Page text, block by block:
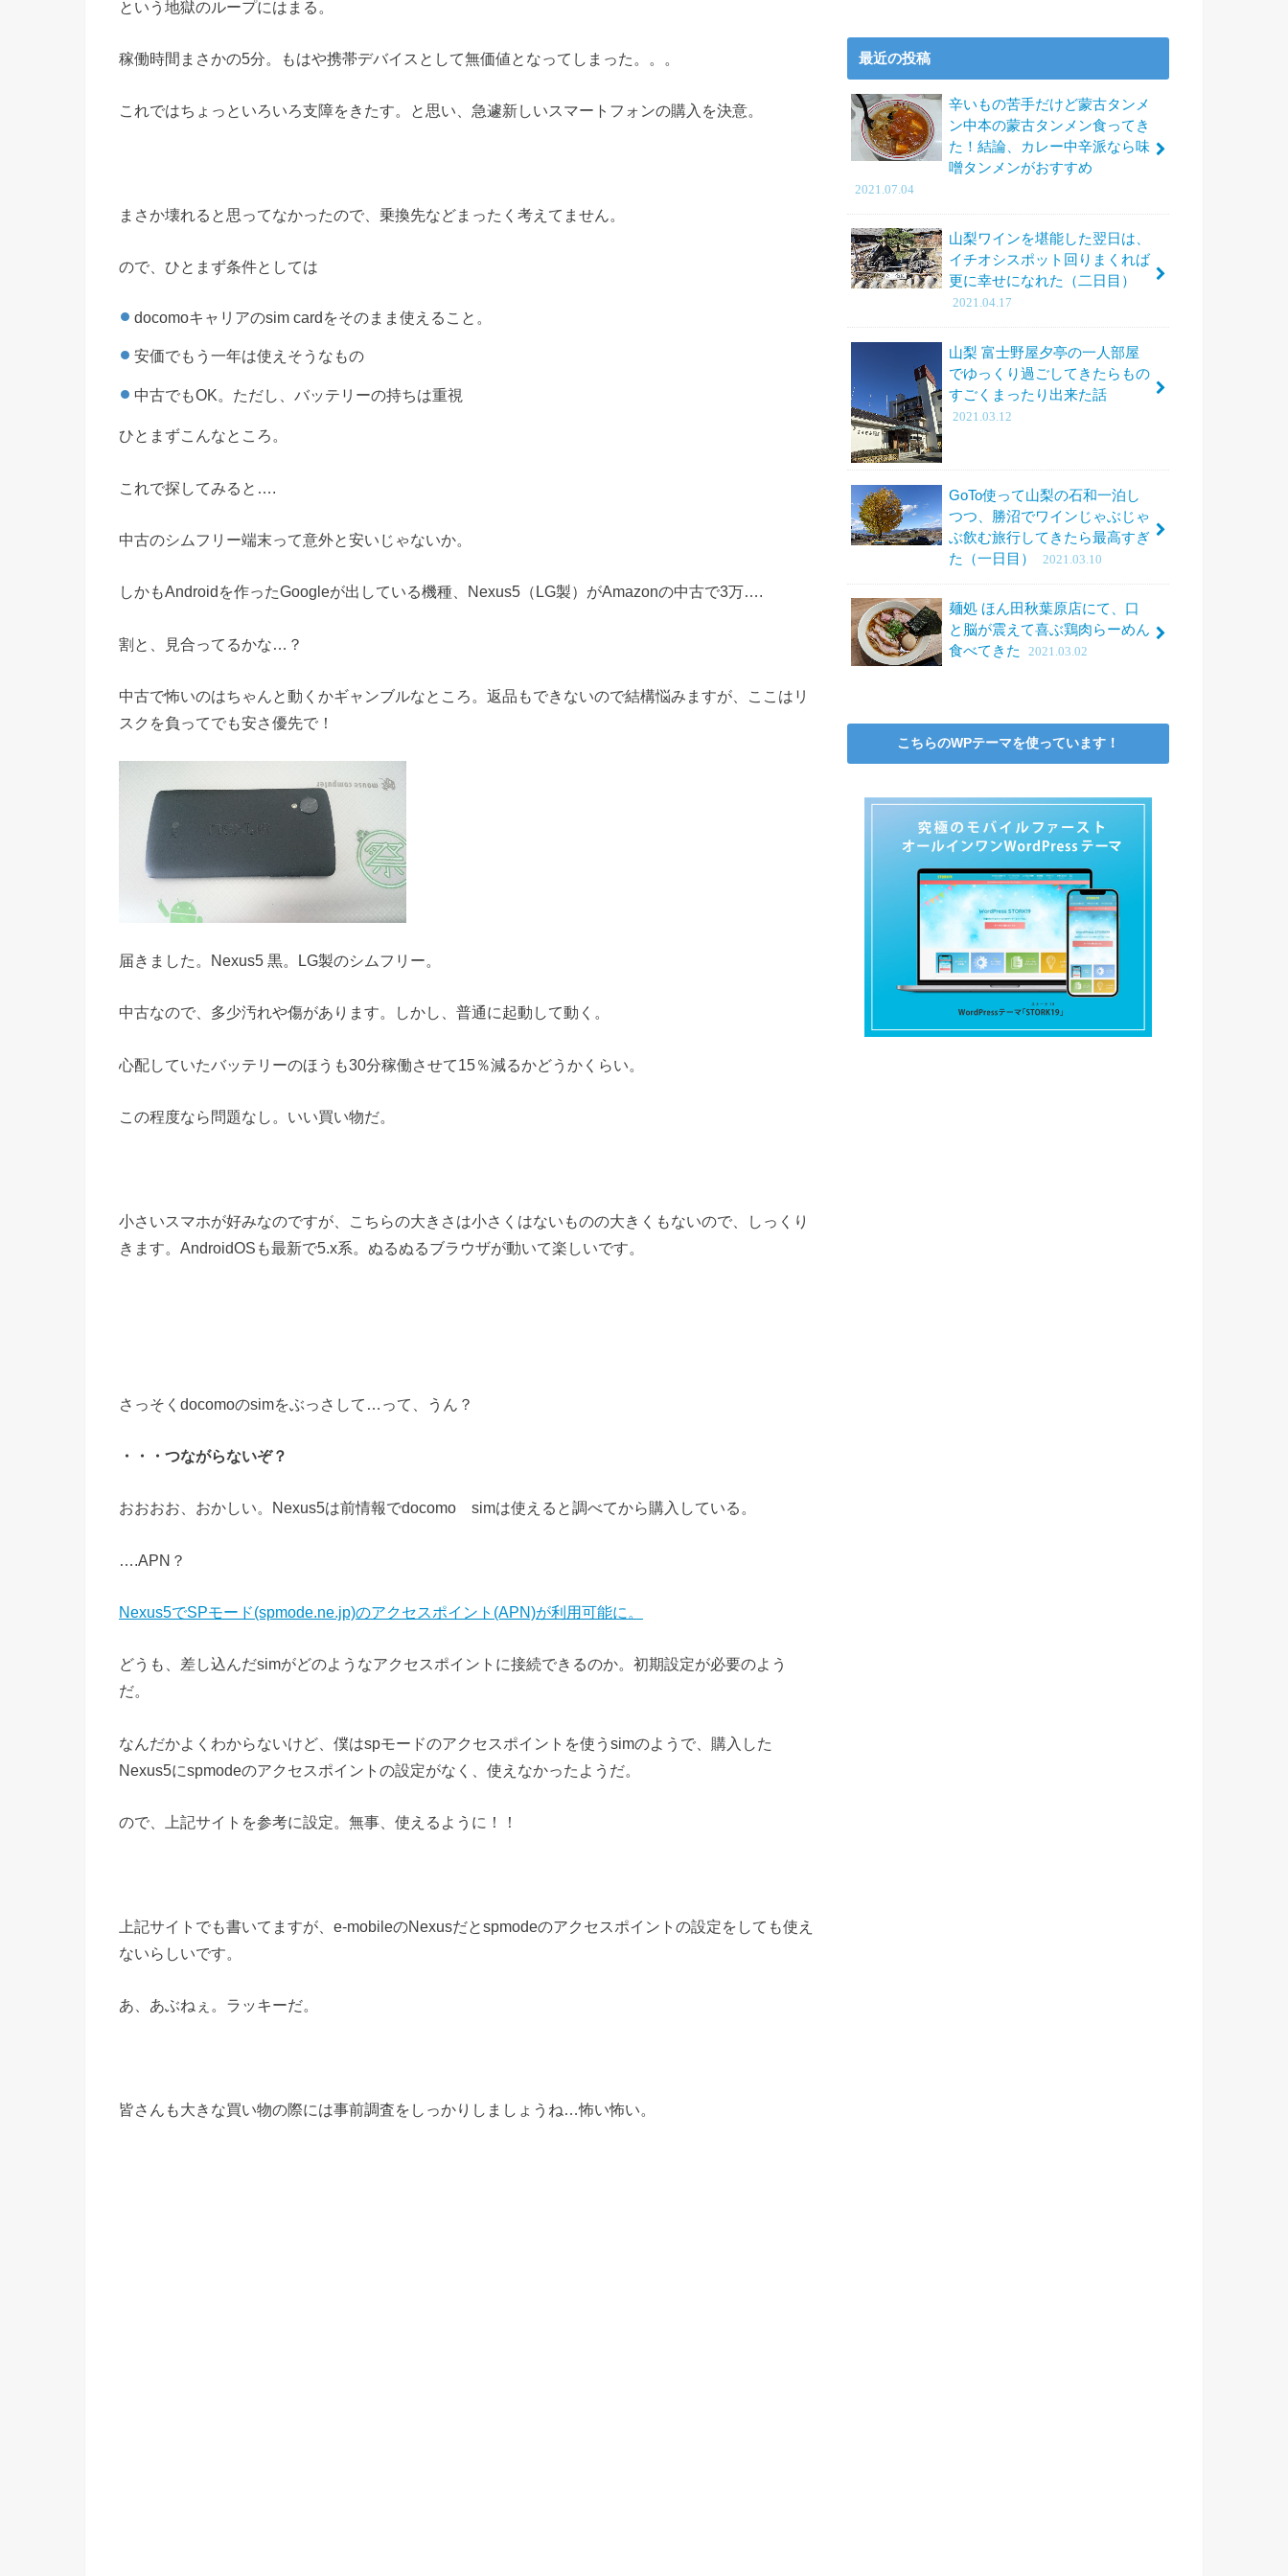
という地獄のループにはまる。
稼働時間まさかの5分。もはや携帯デバイスとして無価値となってしまった。。。
これではちょっといろいろ支障をきたす。と思い、急遽新しいスマートフォンの購入を決意。
まさか壊れると思ってなかったので、乗換先などまったく考えてません。
ので、ひとまず条件としては
docomoキャリアのsim cardをそのまま使えること。
安価でもう一年は使えそうなもの
中古でもOK。ただし、バッテリーの持ちは重視
ひとまずこんなところ。
これで探してみると….
中古のシムフリー端末って意外と安いじゃないか。
しかもAndroidを作ったGoogleが出している機種、Nexus5（LG製）がAmazonの中古で3万….
割と、見合ってるかな…？
中古で怖いのはちゃんと動くかギャンブルなところ。返品もできないので結構悩みますが、ここはリ
スクを負ってでも安さ優先で！
届きました。Nexus5 黒。LG製のシムフリー。
中古なので、多少汚れや傷があります。しかし、普通に起動して動く。
心配していたバッテリーのほうも30分稼働させて15％減るかどうかくらい。
この程度なら問題なし。いい買い物だ。
小さいスマホが好みなのですが、こちらの大きさは小さくはないものの大きくもないので、しっくり
きます。AndroidOSも最新で5.x系。ぬるぬるブラウザが動いて楽しいです。
さっそくdocomoのsimをぶっさして…って、うん？
・・・つながらないぞ？
おおおお、おかしい。Nexus5は前情報でdocomo simは使えると調べてから購入している。
….APN？
Nexus5でSPモード(spmode.ne.jp)のアクセスポイント(APN)が利用可能に。
どうも、差し込んだsimがどのようなアクセスポイントに接続できるのか。初期設定が必要のよう
だ。
なんだかよくわからないけど、僕はspモードのアクセスポイントを使うsimのようで、購入した
Nexus5にspmodeのアクセスポイントの設定がなく、使えなかったようだ。
ので、上記サイトを参考に設定。無事、使えるように！！
上記サイトでも書いてますが、e-mobileのNexusだとspmodeのアクセスポイントの設定をしても使え
ないらしいです。
あ、あぶねぇ。ラッキーだ。
皆さんも大きな買い物の際には事前調査をしっかりしましょうね…怖い怖い。
最近の投稿
辛いもの苦手だけど蒙古タンメ
ン中本の蒙古タンメン食ってき
た！結論、カレー中辛派なら味
噌タンメンがおすすめ
2021.07.04
山梨ワインを堪能した翌日は、
イチオシスポット回りまくれば
更に幸せになれた（二日目）
2021.04.17
山梨 富士野屋夕亭の一人部屋
でゆっくり過ごしてきたらもの
すごくまったり出来た話
2021.03.12
GoTo使って山梨の石和一泊し
つつ、勝沼でワインじゃぶじゃ
ぶ飲む旅行してきたら最高すぎ
た（一日目）
2021.03.10
麺処 ほん田秋葉原店にて、口
と脳が震えて喜ぶ鶏肉らーめん
食べてきた
2021.03.02
こちらのWPテーマを使っています！